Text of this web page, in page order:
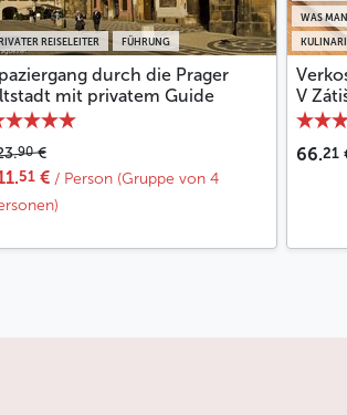
REISELEITER FÜHRUNG
durch die Prager
mit privatem Guide
90€
51 € / Person (Gruppe von 4
WAS
V
66.21